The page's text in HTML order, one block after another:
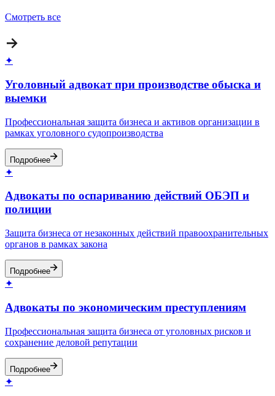
Смотреть все
✦
Уголовный адвокат при производстве обыска и
выемки
Профессиональная защита бизнеса и активов организации в
рамках уголовного судопроизводства
Подробнее
✦
Адвокаты по оспариванию действий ОБЭП и
полиции
Защита бизнеса от незаконных действий правоохранительных
органов в рамках закона
Подробнее
✦
Адвокаты по экономическим преступлениям
Профессиональная защита бизнеса от уголовных рисков и
сохранение деловой репутации
Подробнее
✦